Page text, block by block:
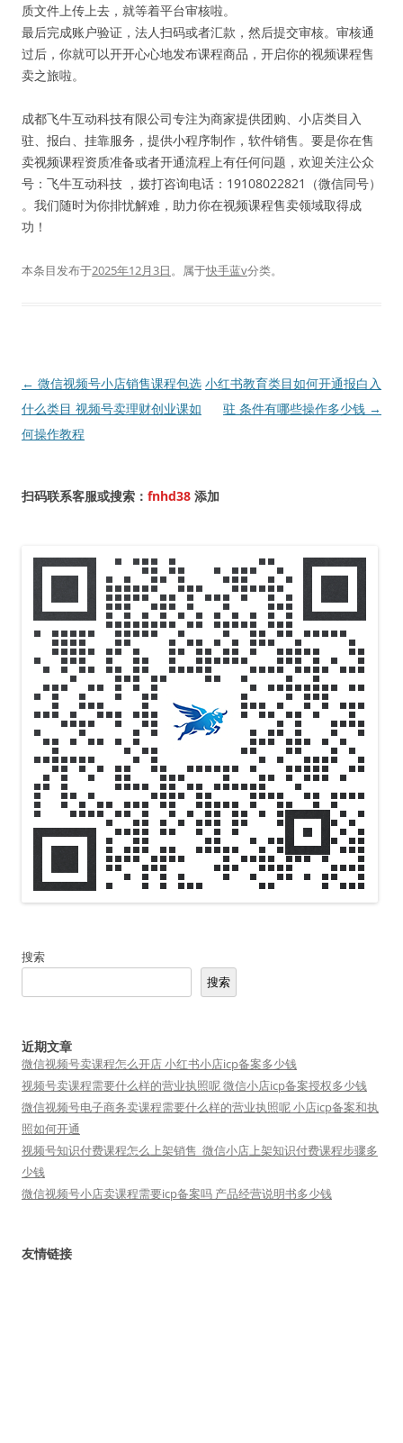
质文件上传上去，就等着平台审核啦。
最后完成账户验证，法人扫码或者汇款，然后提交审核。审核通
过后，你就可以开开心心地发布课程商品，开启你的视频课程售
卖之旅啦。
成都飞牛互动科技有限公司专注为商家提供团购、小店类目入
驻、报白、挂靠服务，提供小程序制作，软件销售。要是你在售
卖视频课程资质准备或者开通流程上有任何问题，欢迎关注公众
号：飞牛互动科技 ，拨打咨询电话：19108022821（微信同号）
。我们随时为你排忧解难，助力你在视频课程售卖领域取得成
功！
本条目发布于2025年12月3日。属于快手蓝v分类。
文
章
导
← 微信视频号小店销售课程包选
什么类目 视频号卖理财创业课如
何操作教程
小红书教育类目如何开通报白入
驻 条件有哪些操作多少钱 →
扫码联系客服或搜索： fnhd38 添加
搜索
搜索
近期文章
微信视频号卖课程怎么开店 小红书小店icp备案多少钱
视频号卖课程需要什么样的营业执照呢 微信小店icp备案授权多少钱
微信视频号电子商务卖课程需要什么样的营业执照呢 小店icp备案和执
照如何开通
视频号知识付费课程怎么上架销售_微信小店上架知识付费课程步骤多
少钱
微信视频号小店卖课程需要icp备案吗 产品经营说明书多少钱
友情链接